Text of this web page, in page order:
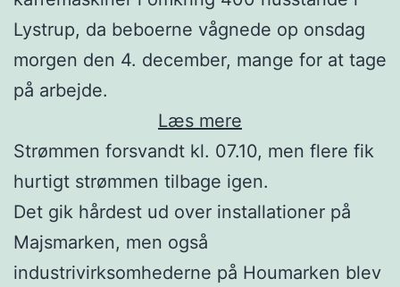
Lystrup, da beboerne vågnede op onsdag
morgen den 4. december, mange for at tage
på arbejde.
Læs mere
Strømsvigt
i
Lystrup
Strømmen forsvandt kl. 07.10, men flere fik
hurtigt strømmen tilbage igen.
Det gik hårdest ud over installationer på
Majsmarken, men også
industrivirksomhederne på Houmarken blev